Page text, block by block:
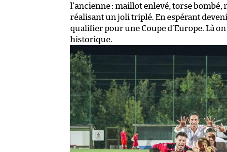
l’ancienne : maillot enlevé, torse
réalisant un joli triplé. En espérant
qualifier pour une Coupe d’Europe. Là
historique.